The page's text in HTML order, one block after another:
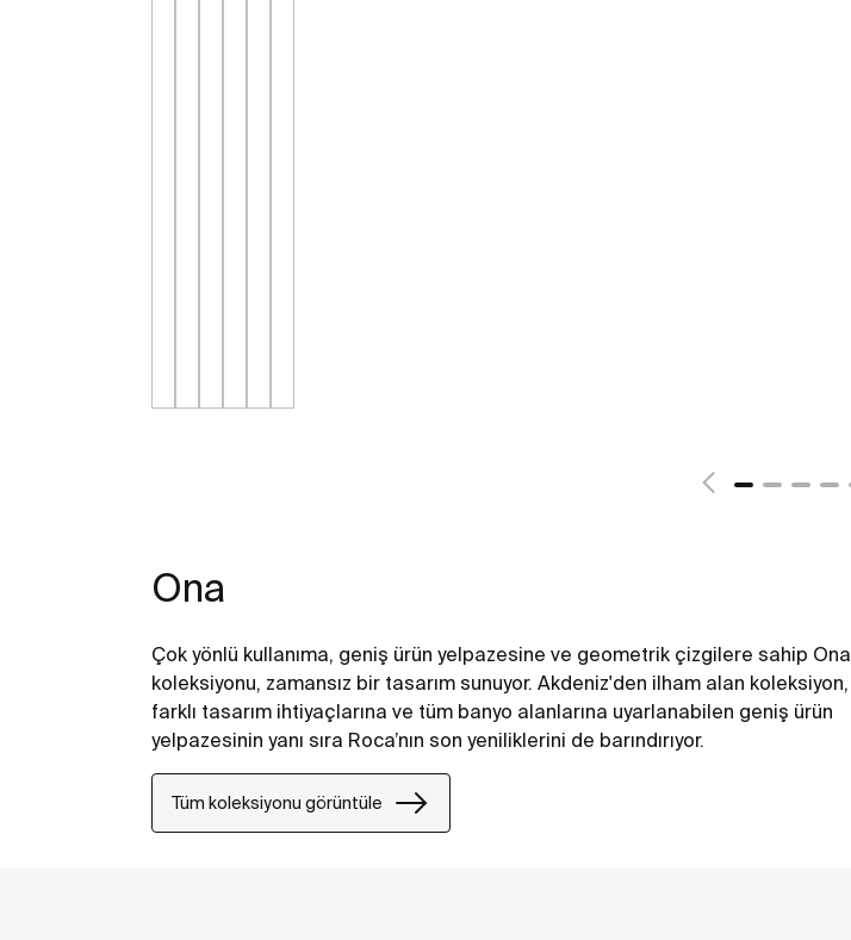
Ona
Çok yönlü kullanıma, geniş ürün yelpazesine ve geometrik çizgilere sahip Ona
koleksiyonu, zamansız bir tasarım sunuyor. Akdeniz'den ilham alan koleksiyon,
farklı tasarım ihtiyaçlarına ve tüm banyo alanlarına uyarlanabilen geniş ürün
yelpazesinin yanı sıra Roca’nın son yeniliklerini de barındırıyor.
Tüm koleksiyonu görüntüle